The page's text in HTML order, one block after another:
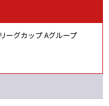
リーグカップ Aグループ